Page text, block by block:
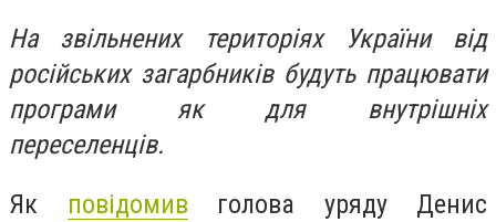
На звільнених територіях України від
російських загарбників будуть працювати
програми як для внутрішніх
переселенців.
Як повідомив голова уряду Денис